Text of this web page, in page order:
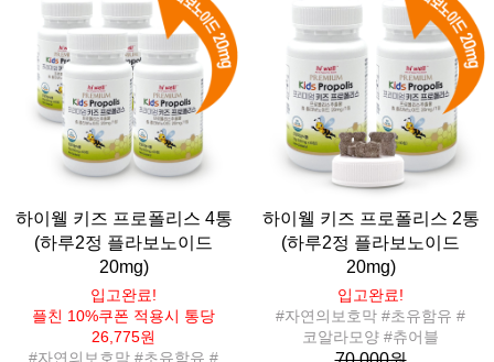
하이웰 키즈 프로폴리스 4통
(하루2정 플라보노이드
20mg)
입고완료!
플친 10%쿠폰 적용시 통당
26,775원
#자연의보호막 #초유함유 #
하이웰 키즈 프로폴리스 2통
(하루2정 플라보노이드
20mg)
입고완료!
#자연의보호막 #초유함유 #
코알라모양 #츄어블